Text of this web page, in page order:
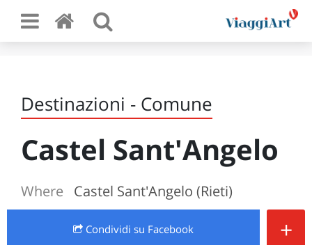
Destinazioni - Comune
Castel Sant'Angelo
Where Castel Sant'Angelo (Rieti)
Condividi su Facebook +